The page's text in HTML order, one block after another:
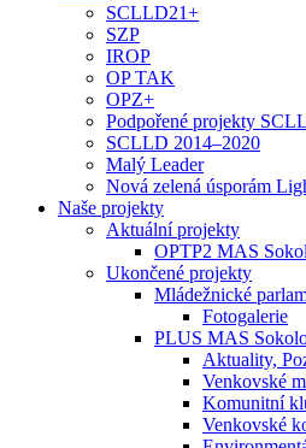
SCLLD21+
SZP
IROP
OP TAK
OPZ+
Podpořené projekty
SCLLD 2014–2020
Malý Leader
Nová zelená úsporám
Naše projekty
Aktuální projekty
OPTP2 MAS
Ukončené projekty
Mládežnické
Fotogalerie
PLUS MAS
Aktuality,
Venkovské
Komunitní
Venkovské